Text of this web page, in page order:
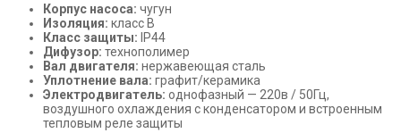
Корпус насоса: чугун
Изоляция: класс В
Класс защиты: IP44
Дифузор: технополимер
Вал двигателя: нержавеющая сталь
Уплотнение вала: графит/керамика
Электродвигатель: однофазный — 220в / 50Гц,
воздушного охлаждения с конденсатором и встроенным
тепловым реле защиты